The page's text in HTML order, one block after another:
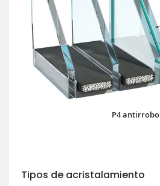
P4 antirrobo
Tipos de acristalamiento